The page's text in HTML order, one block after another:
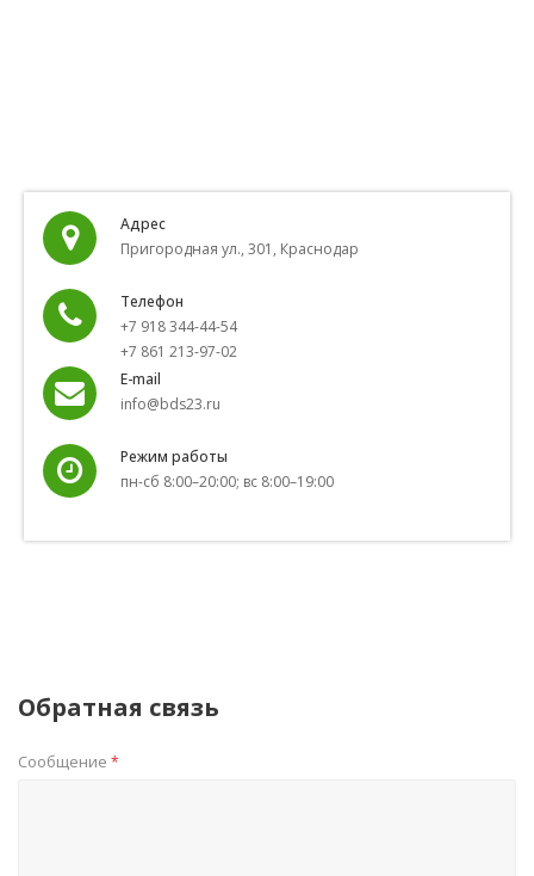
Адрес
Пригородная ул., 301, Краснодар
Телефон
+7 918 344-44-54
+7 861 213-97-02
E-mail
info@bds23.ru
Режим работы
пн-сб 8:00–20:00; вс 8:00–19:00
Обратная связь
Сообщение *